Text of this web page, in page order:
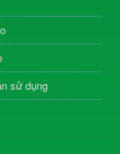
sử dụng